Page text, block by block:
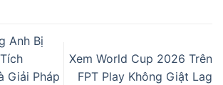
Anh Bị
Giải Pháp
Xem World Cup 2026 Trên
FPT Play Không Giật Lag